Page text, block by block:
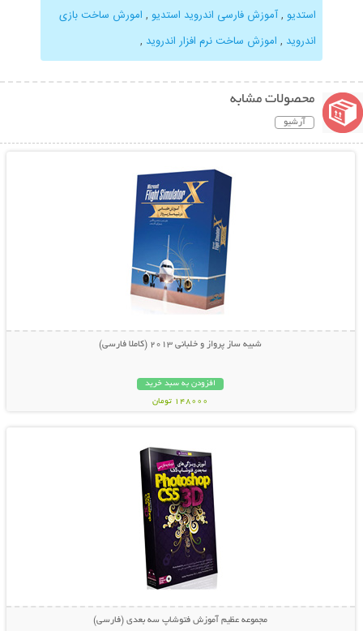
استدیو ,آموزش فارسی اندروید استدیو , امورش ساخت بازی
اندروید , اموزش ساخت نرم افزار اندروید ,
محصولات مشابه
آرشیو
شبیه ساز پرواز و خلبانی 2013 (کاملا فارسی)
افزودن به سبد خرید
148000 تومان
مجموعه عظیم آموزش فتوشاپ سه بعدی (فارسی)